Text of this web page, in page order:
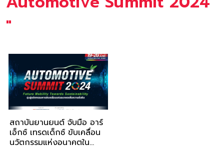
"
สถาบันยานยนต์ จับมือ อาร์
เอ็กซ์ เทรดเด็กซ์ ขับเคลื่อน
นวัตกรรมแห่งอนาคตใน